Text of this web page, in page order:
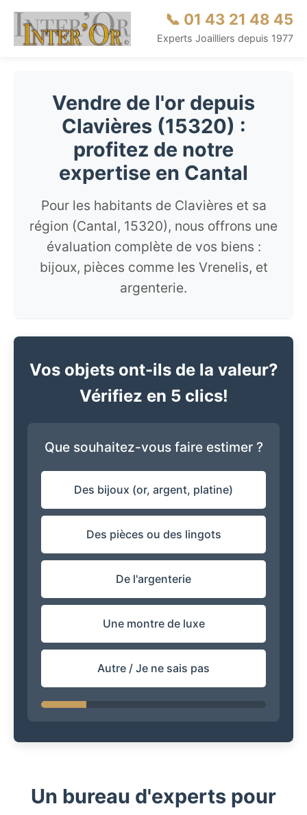
📞 01 43 21 48 45
Experts Joailliers depuis 1977
Vendre de l'or depuis
Clavières (15320) :
profitez de notre
expertise en Cantal
Pour les habitants de Clavières et sa
région (Cantal, 15320), nous offrons une
évaluation complète de vos biens :
bijoux, pièces comme les Vrenelis, et
argenterie.
Vos objets ont-ils de la valeur?
Vérifiez en 5 clics!
Que souhaitez-vous faire estimer ?
Des bijoux (or, argent, platine)
Des pièces ou des lingots
De l'argenterie
Une montre de luxe
Autre / Je ne sais pas
Un bureau d'experts pour